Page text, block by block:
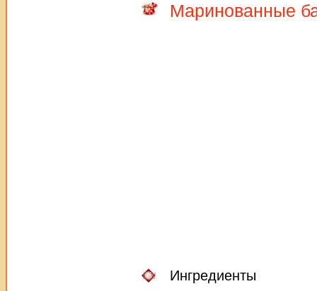
Маринованные
Ингредиенты